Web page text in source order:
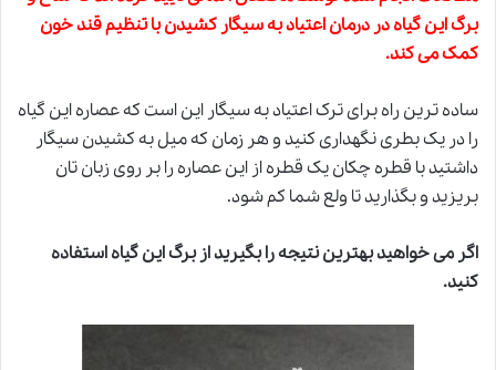
برگ این گیاه در درمان اعتیاد به سیگار کشیدن با تنظیم قند خون
کمک می کند.
ساده ترین راه برای ترک اعتیاد به سیگار این است که عصاره این گیاه
را در یک بطری نگهداری کنید و هر زمان که میل به کشیدن سیگار
داشتید با قطره چکان یک قطره از این عصاره را بر روی زبان تان
بریزید و بگذارید تا ولع شما کم شود.
اگر می خواهید بهترین نتیجه را بگیرید از برگ این گیاه استفاده
کنید.